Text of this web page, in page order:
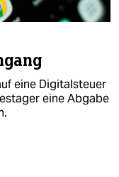
eine Digitalsteuer
eine Abgabe